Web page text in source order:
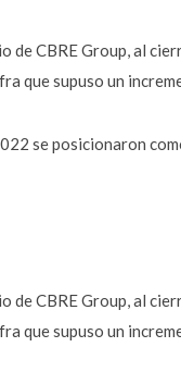
de CBRE Group, al
que supuso un
se posicionaron
de CBRE Group, al
que supuso un